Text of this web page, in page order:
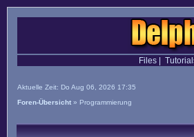
Files|
Aktuelle Zeit: Do Aug 06, 2026 17:35
Foren-Übersicht » Programmierung